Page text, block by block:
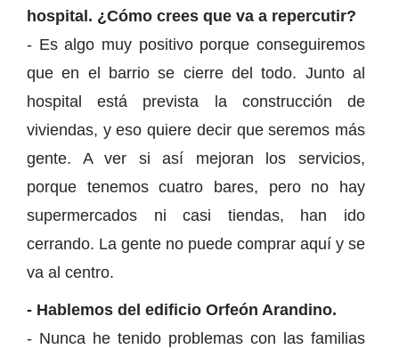
hospital. ¿Cómo crees que va a repercutir?
- Es algo muy positivo porque conseguiremos
que en el barrio se cierre del todo. Junto al
hospital está prevista la construcción de
viviendas, y eso quiere decir que seremos más
gente. A ver si así mejoran los servicios,
porque tenemos cuatro bares, pero no hay
supermercados ni casi tiendas, han ido
cerrando. La gente no puede comprar aquí y se
va al centro.
- Hablemos del edificio Orfeón Arandino.
- Nunca he tenido problemas con las familias